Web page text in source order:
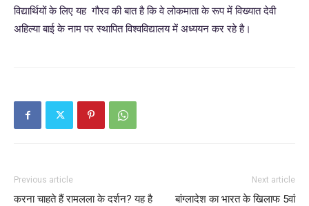
विद्यार्थियों के लिए यह गौरव की बात है कि वे लोकमाता के रूप में विख्यात देवी
अहिल्या बाई के नाम पर स्थापित विश्वविद्यालय में अध्ययन कर रहे है।
Previous article
करना चाहते हैं रामलला के दर्शन? यह है
Next article
बांग्लादेश का भारत के खिलाफ 5वां